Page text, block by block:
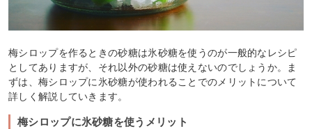
梅シロップを作るときの砂糖は氷砂糖を使うのが一般的なレシピ
としてありますが、それ以外の砂糖は使えないのでしょうか。ま
ずは、梅シロップに氷砂糖が使われることでのメリットについて
詳しく解説していきます。
梅シロップに氷砂糖を使うメリット